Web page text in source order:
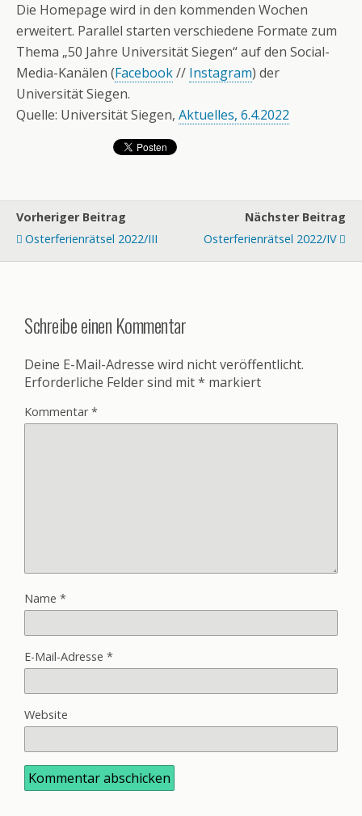
Die Homepage wird in den kommenden Wochen
erweitert. Parallel starten verschiedene Formate zum
Thema „50 Jahre Universität Siegen“ auf den Social-
Media-Kanälen (Facebook// Instagram) der
Universität Siegen.
Quelle: Universität Siegen, Aktuelles, 6.4.2022
Vorheriger Beitrag
Osterferienrätsel 2022/III
Nächster Beitrag
Osterferienrätsel 2022/IV
Schreibe einen Kommentar
Deine E-Mail-Adresse wird nicht veröffentlicht.
Erforderliche Felder sind mit* markiert
Kommentar*
Name *
E-Mail-Adresse *
Website